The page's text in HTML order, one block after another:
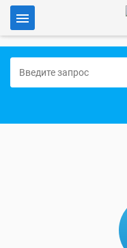
Работа в Алтайском крае